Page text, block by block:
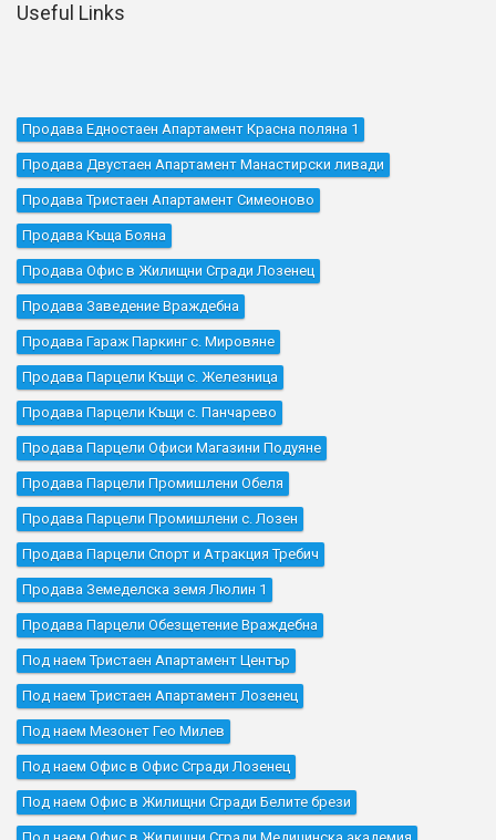
Useful Links
Продава Едностаен Апартамент Красна поляна 1
Продава Двустаен Апартамент Манастирски ливади
Продава Тристаен Апартамент Симеоново
Продава Къщa Бояна
Продава Офис в Жилищни Сгради Лозенец
Продава Заведение Враждебна
Продава Гараж Паркинг с. Мировяне
Продава Парцели Къщи с. Железница
Продава Парцели Къщи с. Панчарево
Продава Парцели Офиси Магазини Подуяне
Продава Парцели Промишлени Обеля
Продава Парцели Промишлени с. Лозен
Продава Парцели Спорт и Атракция Требич
Продава Земеделска земя Люлин 1
Продава Парцели Обезщетение Враждебна
Под наем Тристаен Апартамент Център
Под наем Тристаен Апартамент Лозенец
Под наем Мезонет Гео Милев
Под наем Офис в Офис Сгради Лозенец
Под наем Офис в Жилищни Сгради Белите брези